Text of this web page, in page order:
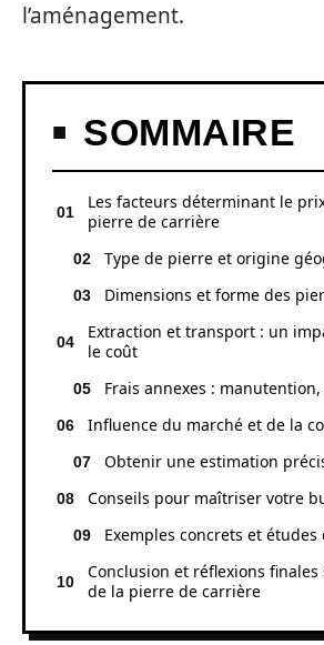
l’aménagement.
SOMMAIRE
Les facteurs déterminant le
pierre de carrière
Type de pierre et origine
Dimensions et forme des
Extraction et transport : un
le coût
Frais annexes :
Influence du marché et de la
Obtenir une estimation
Conseils pour maîtriser votre
Exemples concrets et études
Conclusion et réflexions
de la pierre de carrière